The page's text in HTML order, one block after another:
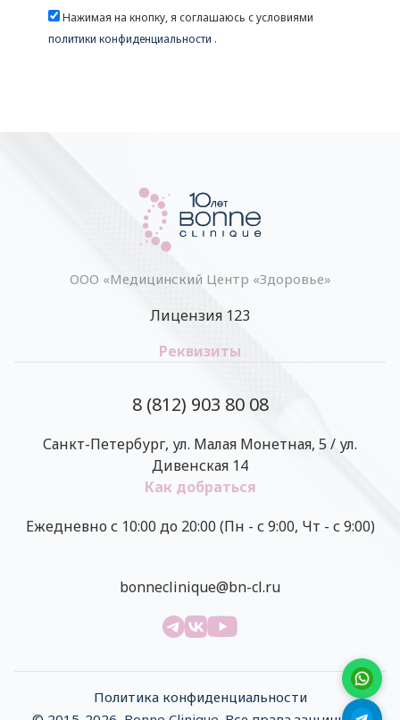
Нажимая на кнопку, я соглашаюсь с условиями
политики конфиденциальности .
ООО «Медицинский Центр «Здоровье»
Лицензия 123
Реквизиты
8 (812) 903 80 08
Санкт-Петербург, ул. Малая Монетная, 5 / ул.
Дивенская 14
Как добраться
Ежедневно с 10:00 до 20:00 (Пн - с 9:00, Чт - с 9:00)
bonneclinique@bn-cl.ru
Политика конфиденциальности